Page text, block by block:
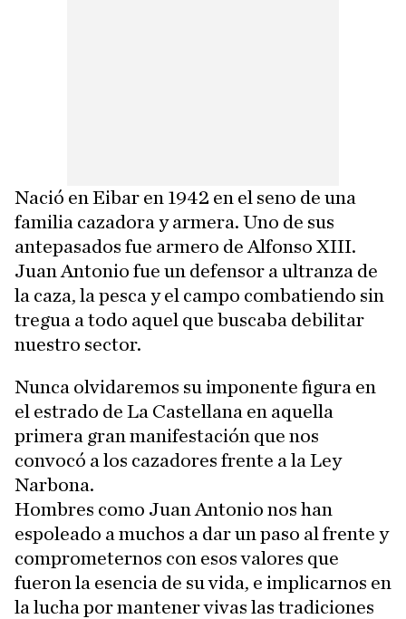
Nació en Eibar en 1942 en el seno de una
familia cazadora y armera. Uno de sus
antepasados fue armero de Alfonso XIII.
Juan Antonio fue un defensor a ultranza de
la caza, la pesca y el campo combatiendo sin
tregua a todo aquel que buscaba debilitar
nuestro sector.
Nunca olvidaremos su imponente figura en
el estrado de La Castellana en aquella
primera gran manifestación que nos
convocó a los cazadores frente a la Ley
Narbona.
Hombres como Juan Antonio nos han
espoleado a muchos a dar un paso al frente y
comprometernos con esos valores que
fueron la esencia de su vida, e implicarnos en
la lucha por mantener vivas las tradiciones